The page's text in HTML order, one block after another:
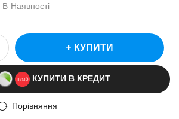
Наявності
КУПИТИ
КУПИТИ В КРЕДИТ
Порівняння